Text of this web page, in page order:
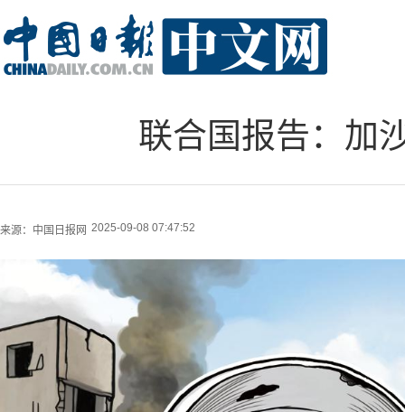
联合国报告：加
来源： 中国日报网 2025-09-08 07:47:52